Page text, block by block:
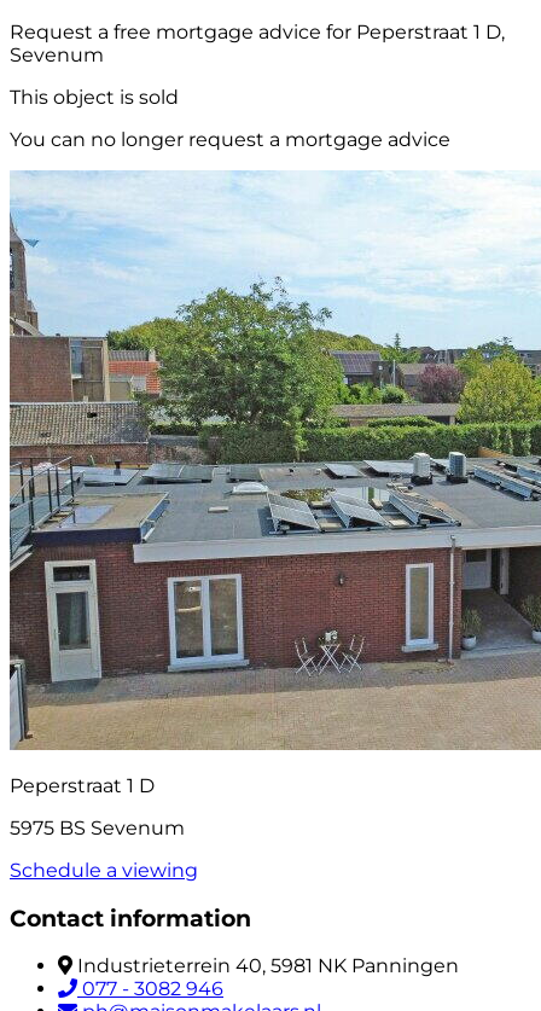
Request a free mortgage advice for Peperstraat 1 D,
Sevenum
This object is sold
You can no longer request a mortgage advice
Peperstraat 1 D
5975 BS Sevenum
Schedule a viewing
Contact information
Industrieterrein 40, 5981 NK Panningen
077 - 3082 946